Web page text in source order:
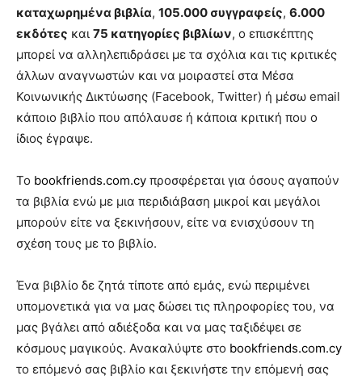
καταχωρημένα βιβλία, 105.000 συγγραφείς, 6.000
εκδότες και 75 κατηγορίες βιβλίων, ο επισκέπτης
μπορεί να αλληλεπιδράσει με τα σχόλια και τις κριτικές
άλλων αναγνωστών και να μοιραστεί στα Μέσα
Κοινωνικής Δικτύωσης (Facebook, Twitter) ή μέσω email
κάποιο βιβλίο που απόλαυσε ή κάποια κριτική που ο
ίδιος έγραψε.
Το bookfriends.com.cy προσφέρεται για όσους αγαπούν
τα βιβλία ενώ με μια περιδιάβαση μικροί και μεγάλοι
μπορούν είτε να ξεκινήσουν, είτε να ενισχύσουν τη
σχέση τους με το βιβλίο.
Ένα βιβλίο δε ζητά τίποτε από εμάς, ενώ περιμένει
υπομονετικά για να μας δώσει τις πληροφορίες του, να
μας βγάλει από αδιέξοδα και να μας ταξιδέψει σε
κόσμους μαγικούς. Ανακαλύψτε στο bookfriends.com.cy
το επόμενό σας βιβλίο και ξεκινήστε την επόμενή σας